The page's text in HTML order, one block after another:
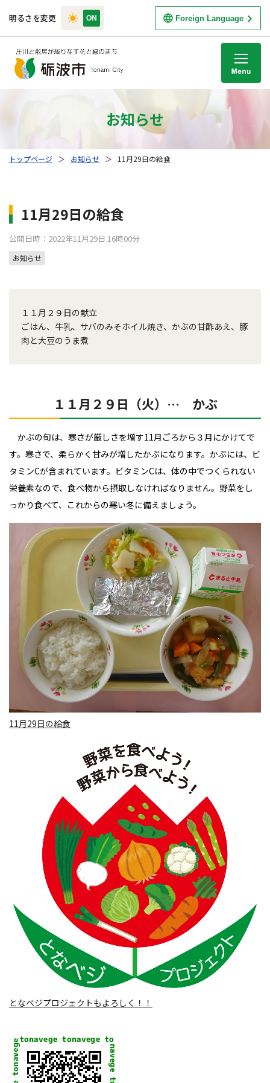
明るさを変更 Foreign Language
お知らせ
トップページ ＞ お知らせ ＞ 11月29日の給食
11月29日の給食
公開日時：2022年11月29日 16時00分
お知らせ
１１月２９日の献立
ごはん、牛乳、サバのみそホイル焼き、かぶの甘酢あえ、豚
肉と大豆のうま煮
１１月２９日（火）… かぶ
かぶの旬は、寒さが厳しさを増す11月ごろから３月にかけてで
す。寒さで、柔らかく甘みが増したかぶになります。かぶには、ビ
タミンCが含まれています。ビタミンCは、体の中でつくられない
栄養素なので、食べ物から摂取しなければなりません。野菜をし
っかり食べて、これからの寒い冬に備えましょう。
11月29日の給食
となベジプロジェクトもよろしく！！